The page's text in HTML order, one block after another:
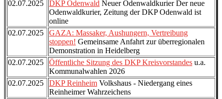
02.07.2025
DKP Odenwald Neuer Odenwaldkurier Der neue
Odenwaldkurier, Zeitung der DKP Odenwald ist
online
02.07.2025
GAZA: Massaker, Aushungern, Vertreibung
stoppen! Gemeinsame Anfahrt zur überregionalen
Demonstration in Heidelberg
02.07.2025
Öffentliche Sitzung des DKP Kreisvorstandes u.a.
Kommunalwahlen 2026
02.07.2025
DKP Reinheim Volkshaus - Niedergang eines
Reinheimer Wahrzeichens